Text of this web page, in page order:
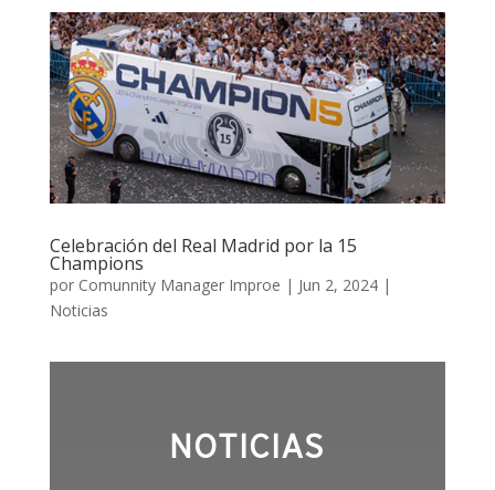
Celebración del Real Madrid por la 15
Champions
por Comunnity Manager Improe | Jun 2, 2024|
Noticias
NOTICIAS